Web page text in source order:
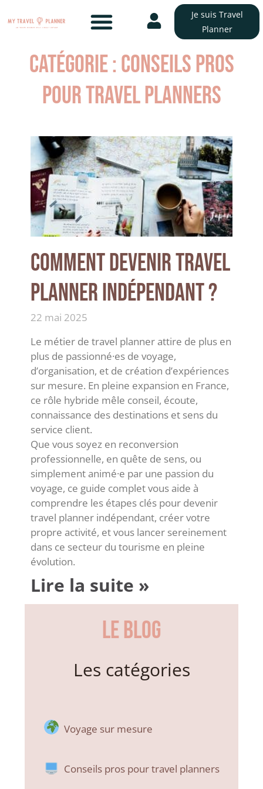
Je suis Travel
Planner
Catégorie : Conseils pros
pour travel planners
Comment devenir travel
planner indépendant ?
22 mai 2025
Le métier de travel planner attire de plus en
plus de passionné·es de voyage,
d’organisation, et de création d’expériences
sur mesure. En pleine expansion en France,
ce rôle hybride mêle conseil, écoute,
connaissance des destinations et sens du
service client.
Que vous soyez en reconversion
professionnelle, en quête de sens, ou
simplement animé·e par une passion du
voyage, ce guide complet vous aide à
comprendre les étapes clés pour devenir
travel planner indépendant, créer votre
propre activité, et vous lancer sereinement
dans ce secteur du tourisme en pleine
évolution.
Lire la suite »
LE BLOG
Les catégories
Voyage sur mesure
Conseils pros pour travel planners